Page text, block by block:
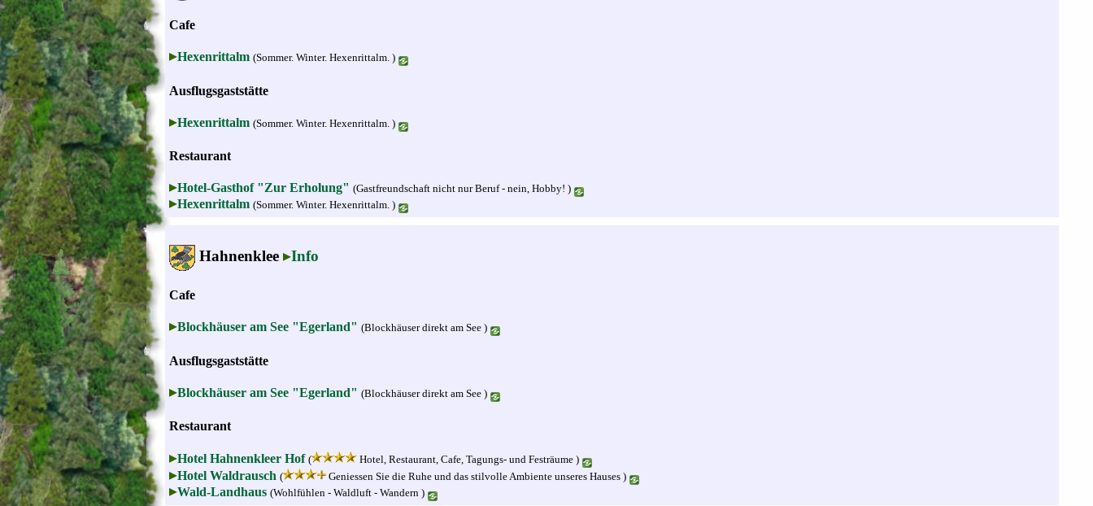
Cafe
Hexenrittalm (Sommer. Winter. Hexenrittalm. )
Ausflugsgaststätte
Hexenrittalm (Sommer. Winter. Hexenrittalm. )
Restaurant
Hotel-Gasthof "Zur Erholung" (Gastfreundschaft nicht nur Beruf - nein, Hobby! )
Hexenrittalm (Sommer. Winter. Hexenrittalm. )
Hahnenklee Info
Cafe
Blockhäuser am See "Egerland" (Blockhäuser direkt am See )
Ausflugsgaststätte
Blockhäuser am See "Egerland" (Blockhäuser direkt am See )
Restaurant
Hotel Hahnenkleer Hof ( Hotel, Restaurant, Cafe, Tagungs- und Festräume )
Hotel Waldrausch ( Geniessen Sie die Ruhe und das stilvolle Ambiente unseres Hauses )
Wald-Landhaus (Wohlfühlen - Waldluft - Wandern )